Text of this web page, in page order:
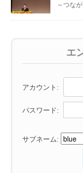
～つな
エ
アカウント:
パスワード:
サブネーム: